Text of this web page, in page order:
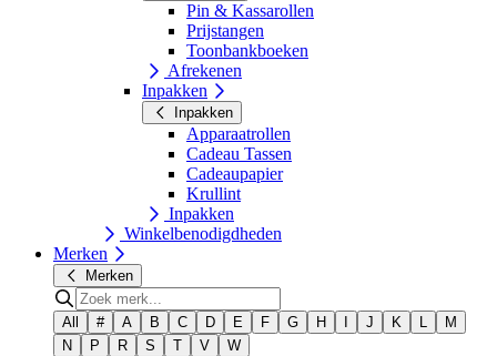
Pin & Kassarollen
Prijstangen
Toonbankboeken
Afrekenen
Inpakken
Inpakken
Apparaatrollen
Cadeau Tassen
Cadeaupapier
Krullint
Inpakken
Winkelbenodigdheden
Merken
Merken
All # A B C D E F G H J K L
M
N
P R S T V W